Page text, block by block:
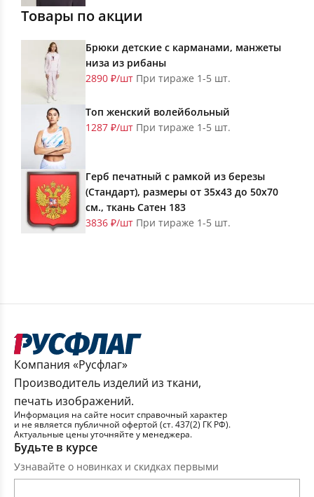
Товары по акции
Брюки детские с карманами, манжеты
низа из рибаны
2890 ₽/шт При тираже 1-5 шт.
Топ женский волейбольный
1287 ₽/шт При тираже 1-5 шт.
Герб печатный с рамкой из березы
(Стандарт), размеры от 35х43 до 50х70
см., ткань Сатен 183
3836 ₽/шт При тираже 1-5 шт.
Компания «Русфлаг»
Производитель изделий из ткани,
печать изображений.
Информация на сайте носит справочный характер
и не является публичной офертой (ст. 437(2) ГК РФ).
Актуальные цены уточняйте у менеджера.
Будьте в курсе
Узнавайте о новинках и скидках первыми